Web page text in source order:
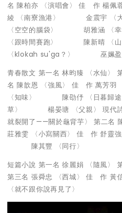
名 陳柏亦 〈演唱會〉 佳 作
綾 〈南寮漁港〉 金震宇
〈空空的腦袋〉 胡雅涵
〈跟時間賽跑〉 陳新晴
〈klokah su'ga？〉 巫姵盈
青春散文 第一名 林昀臻 〈水仙〉
名 陳歆恩 〈強風〉 佳 作 萬
〈知味〉 陳劭伃 〈日暮
草〉 楊晏瑭 〈父親〉 現代詩
就裂開了——關於龜背芋〉 第二名
莊雅雯 〈小寫關西〉 佳 作 舒靈強
陳其豐 〈同行〉
短篇小說 第一名 徐麗娟 〈隨風〉
第三名 張舜忠 〈西城〉 佳 作
〈就不跟你說再見了〉